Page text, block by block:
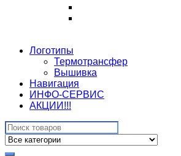
Логотипы
Термотрансфер
Вышивка
Навигация
ИНФО-СЕРВИС
АКЦИИ!!!
Search
for: